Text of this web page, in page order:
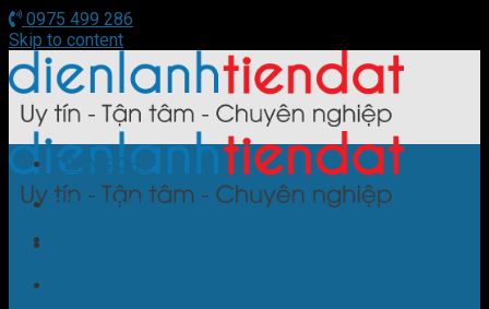
0975 499 286
Skip to content
TRANG CHỦ
Sửa Điều Hòa